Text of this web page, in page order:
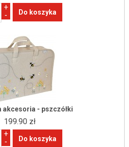
+
-
akcesoria - pszczółki
199.90 zł
+
-